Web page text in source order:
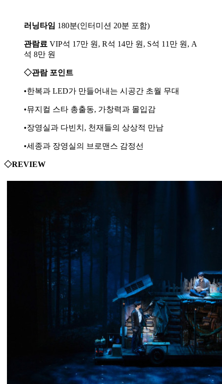
러닝타임 180분(인터미션 20분 포함)
관람료 VIP석 17만 원, R석 14만 원, S석 11만 원, A
석 8만 원
◇관람 포인트
•한복과 LED가 만들어내는 시공간 초월 무대
•뮤지컬 스타 총출동, 가창력과 몰입감
•장영실과 다빈치, 천재들의 상상적 만남
•세종과 장영실의 브로맨스 감정선
◇REVIEW